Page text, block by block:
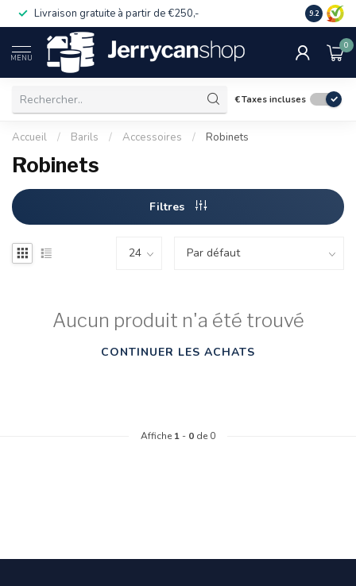
Livraison gratuite à partir de €250,- 9.2
MENU
0
€Taxes incluses
Accueil / Barils / Accessoires / Robinets
Robinets
Filtres
Aucun produit n'a été trouvé
CONTINUER LES ACHATS
Affiche 1 - 0 de 0